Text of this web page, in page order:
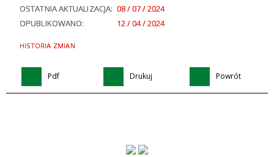
OSTATNIA AKTUALIZACJA: 08 / 07 / 2024
OPUBLIKOWANO:
12 / 04 / 2024
HISTORIA ZMIAN
Pdf Drukuj Powrót